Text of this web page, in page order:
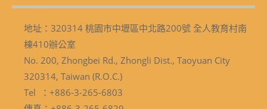
地址：320314 桃園市中壢區中北路200號 全人教育村南
棟410辦公室
No. 200, Zhongbei Rd., Zhongli Dist., Taoyuan City
320314, Taiwan (R.O.C.)
Tel ：+886-3-265-6803